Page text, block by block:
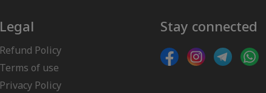
Legal
Refund Policy
Terms of use
Privacy Policy
Stay connected